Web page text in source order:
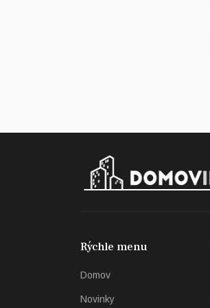
Rýchle menu
Domov
Novinky